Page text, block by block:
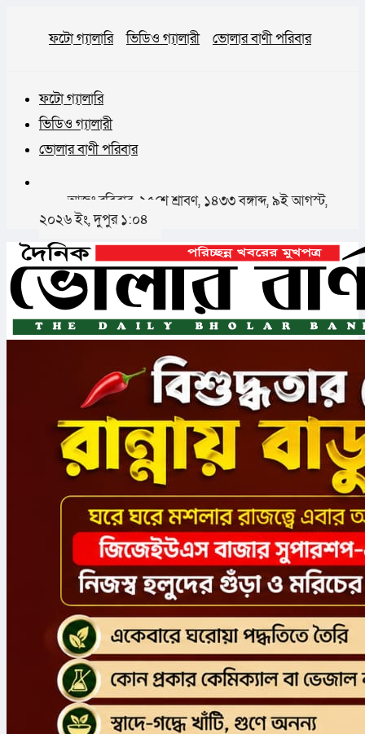
ফটো গ্যালারি ভিডিও গ্যালারী ভোলার বাণী পরিবার
ফটো গ্যালারি
ভিডিও গ্যালারী
ভোলার বাণী পরিবার
আজঃ রবিবার, ২৫শে শ্রাবণ, ১৪৩৩ বঙ্গাব্দ, ৯ই আগস্ট,
২০২৬ ইং, দুপুর ১:০৪